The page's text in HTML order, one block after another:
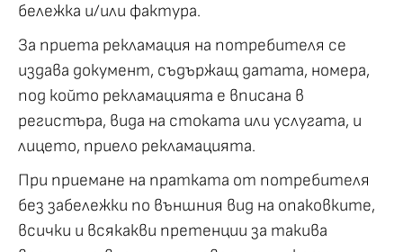
бележка и/или фактура.
За приета рекламация на потребителя се
издава документ, съдържащ датата, номера,
под който рекламацията е вписана в
регистъра, вида на стоката или услугата, и
лицето, приело рекламацията.
При приемане на пратката от потребителя
без забележки по външния вид на опаковките,
всички и всякакви претенции за такива